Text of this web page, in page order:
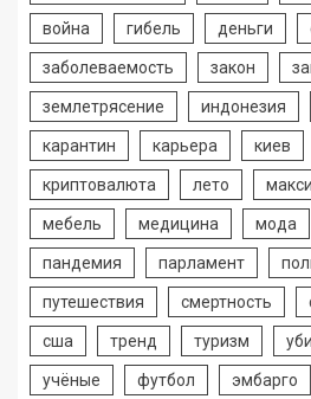
война гибель деньги
заболеваемость закон
землетрясение индонезия
карантин карьера киев
криптовалюта лето
мебель медицина мода
пандемия парламент
путешествия смертность
сша тренд туризм
учёные футбол эмбарго